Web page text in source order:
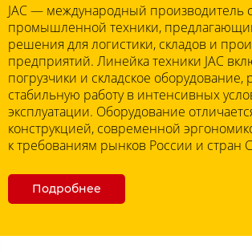
JAC — международный производитель
промышленной техники,
решения для логистики, складов и
предприятий. Линейка техники JAC
погрузчики и складское оборудование,
стабильную работу в интенсивных
эксплуатации. Оборудование
конструкцией, современной
к требованиям рынков России и стран
Подробнее